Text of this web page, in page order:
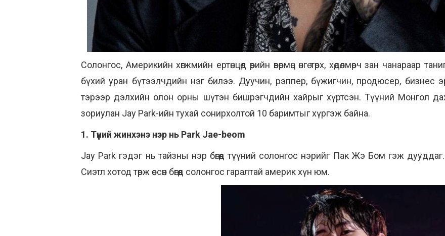
Солонгос, Америкийн хөгжмийн ертөнцөд өөрийн өвөрмөц өнгө төрх, хөдөлмөрч зан чанараар
бүхий уран бүтээлчдийн нэг билээ. Дуучин, рэппер, бүжигчин, продюсер, бизнес
тэрээр дэлхийн олон орны шүтэн бишрэгчдийн хайрыг хүртсэн. Түүний Монгол
зориулан Jay Park-ийн тухай сонирхолтой 10 баримтыг хүргэж байна.
1. Түүний жинхэнэ нэр нь Park Jae-beom
Jay Park гэдэг нь тайзны нэр бөгөөд түүний солонгос нэрийг Пак Жэ Бом гэж
Сиэтл хотод төрж өссөн бөгөөд солонгос гаралтай америк хүн юм.